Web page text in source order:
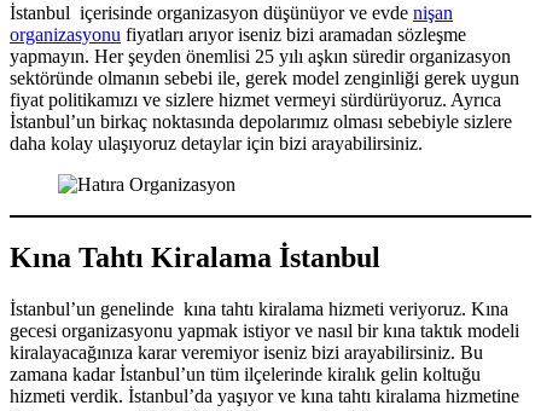
İstanbul içerisinde organizasyon düşünüyor ve evde nişan
organizasyonu fiyatları arıyor iseniz bizi aramadan sözleşme
yapmayın. Her şeyden önemlisi 25 yılı aşkın süredir organizasyon
sektöründe olmanın sebebi ile, gerek model zenginliği gerek uygun
fiyat politikamızı ve sizlere hizmet vermeyi sürdürüyoruz. Ayrıca
İstanbul’un birkaç noktasında depolarımız olması sebebiyle sizlere
daha kolay ulaşıyoruz detaylar için bizi arayabilirsiniz.
Kına Tahtı Kiralama İstanbul
İstanbul’un genelinde kına tahtı kiralama hizmeti veriyoruz. Kına
gecesi organizasyonu yapmak istiyor ve nasıl bir kına taktık modeli
kiralayacağınıza karar veremiyor iseniz bizi arayabilirsiniz. Bu
zamana kadar İstanbul’un tüm ilçelerinde kiralık gelin koltuğu
hizmeti verdik. İstanbul’da yaşıyor ve kına tahtı kiralama hizmetine